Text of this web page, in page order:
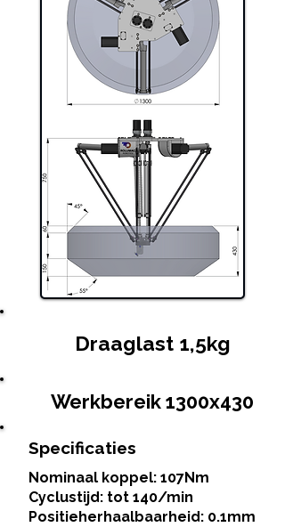
Draaglast 1,5kg
Werkbereik 1300x430
Specificaties
Nominaal koppel: 107Nm
Cyclustijd: tot 140/min
Positieherhaalbaarheid: 0.1mm